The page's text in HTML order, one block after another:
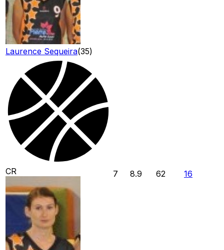
Laurence Sequeira(35)
CR 7 8.9 62 16